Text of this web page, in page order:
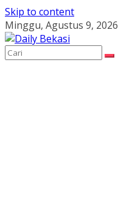
Skip to content
Minggu, Agustus 9, 2026